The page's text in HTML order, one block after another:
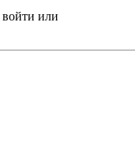
войти или